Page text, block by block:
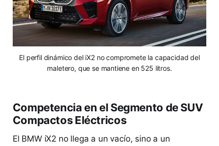
El perfil dinámico del iX2 no compromete la capacidad del
maletero, que se mantiene en 525 litros.
Competencia en el Segmento de SUV
Compactos Eléctricos
El BMW iX2 no llega a un vacío, sino a un